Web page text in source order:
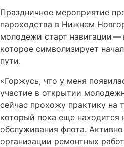
Праздничное мероприятие
пароходства в Нижнем
молодежи старт навигации —
которое символизирует
пути.
«Горжусь, что у меня
участие в открытии
сейчас прохожу практику на
который пока еще находится
обслуживания флота.
организации ремонтных